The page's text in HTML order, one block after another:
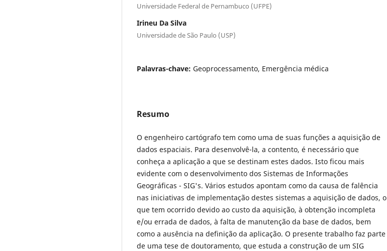
Universidade Federal de Pernambuco (UFPE)
Irineu Da Silva
Universidade de São Paulo (USP)
Palavras-chave: Geoprocessamento, Emergência médica
Resumo
O engenheiro cartógrafo tem como uma de suas funções a aquisição de
dados espaciais. Para desenvolvê-la, a contento, é necessário que
conheça a aplicação a que se destinam estes dados. Isto ficou mais
evidente com o desenvolvimento dos Sistemas de Informações
Geográficas - SIG's. Vários estudos apontam como da causa de falência
nas iniciativas de implementação destes sistemas a aquisição de dados, o
que tem ocorrido devido ao custo da aquisição, à obtenção incompleta
e/ou errada de dados, à falta de manutenção da base de dados, bem
como a ausência na definição da aplicação. O presente trabalho faz parte
de uma tese de doutoramento, que estuda a construção de um SIG